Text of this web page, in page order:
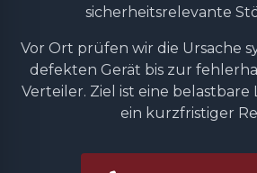
sicherheitsrelevante
Vor Ort prüfen wir die Ursache
defekten Gerät bis zur
Verteiler. Ziel ist eine
ein kurzfristiger